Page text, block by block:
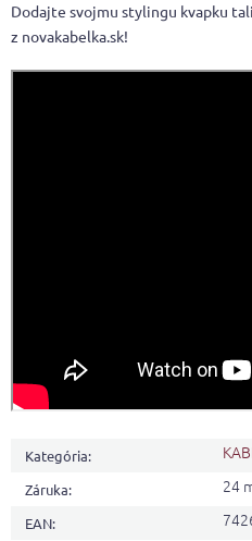
Dodajte svojmu stylingu kvapku
z novakabelka.sk!
Kategória:
Záruka: 24
EAN: